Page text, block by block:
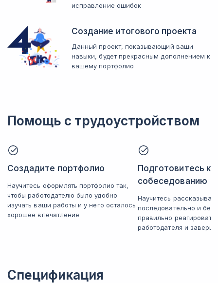
исправление ошибок
Создание итогового проекта
Данный проект, показывающий ваши
навыки, будет прекрасным дополнением к
вашему портфолио
Помощь с трудоустройством
Создадите портфолио
Научитесь оформлять портфолио так,
чтобы работодателю было удобно
изучать ваши работы и у него осталось
хорошее впечатление
Подготовитесь к
собеседованию
Научитесь
последовательно и без
правильно
работодателя и
Спецификация